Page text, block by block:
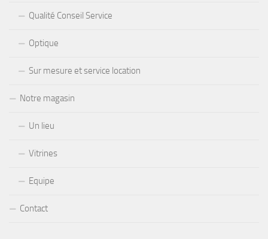
Qualité Conseil Service
Optique
Sur mesure et service location
Notre magasin
Un lieu
Vitrines
Equipe
Contact